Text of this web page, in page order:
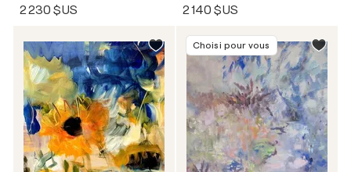
2 230 $US 2 140 $US
Choisi pour vous